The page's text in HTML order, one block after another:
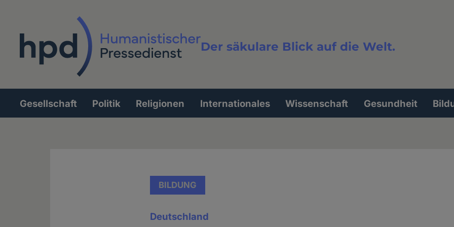
Der säkulare Blick auf die Welt.
Volltextsuche
Hauptnavigation
Gesellschaft Politik Religionen Internationales Wissenschaft Gesundheit
BILDUNG
Deutschland